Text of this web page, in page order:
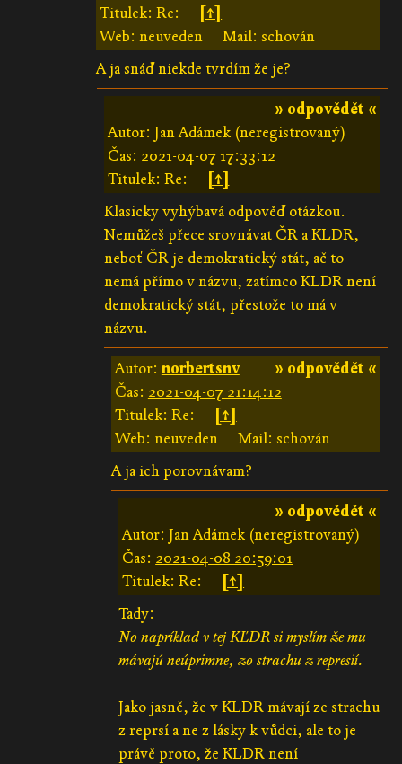
Titulek: Re:
[↑]
Web: neuveden
Mail: schován
A ja snáď niekde tvrdím že je?
» odpovědět «
Autor: Jan Adámek (neregistrovaný)
Čas: 2021-04-07 17:33:12
Titulek: Re:
[↑]
Klasicky vyhýbavá odpověď otázkou.
Nemůžeš přece srovnávat ČR a KLDR,
neboť ČR je demokratický stát, ač to
nemá přímo v názvu, zatímco KLDR není
demokratický stát, přestože to má v
názvu.
» odpovědět «
Autor:norbertsnv
Čas: 2021-04-07 21:14:12
Titulek: Re:
[↑]
Web: neuveden
Mail: schován
A ja ich porovnávam?
» odpovědět «
Autor: Jan Adámek (neregistrovaný)
Čas: 2021-04-08 20:59:01
Titulek: Re:
[↑]
Tady:
No napríklad v tej KĽDR si myslím že mu
mávajú neúprimne, zo strachu z represií.
Jako jasně, že v KLDR mávají ze strachu
z reprsí a ne z lásky k vůdci, ale to je
právě proto, že KLDR není